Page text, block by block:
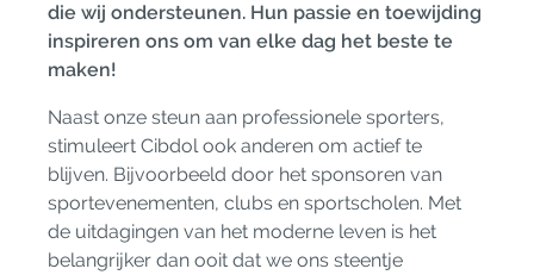
die wij ondersteunen. Hun passie en toewijding
inspireren ons om van elke dag het beste te
maken!
Naast onze steun aan professionele sporters,
stimuleert Cibdol ook anderen om actief te
blijven. Bijvoorbeeld door het sponsoren van
sportevenementen, clubs en sportscholen. Met
de uitdagingen van het moderne leven is het
belangrijker dan ooit dat we ons steentje